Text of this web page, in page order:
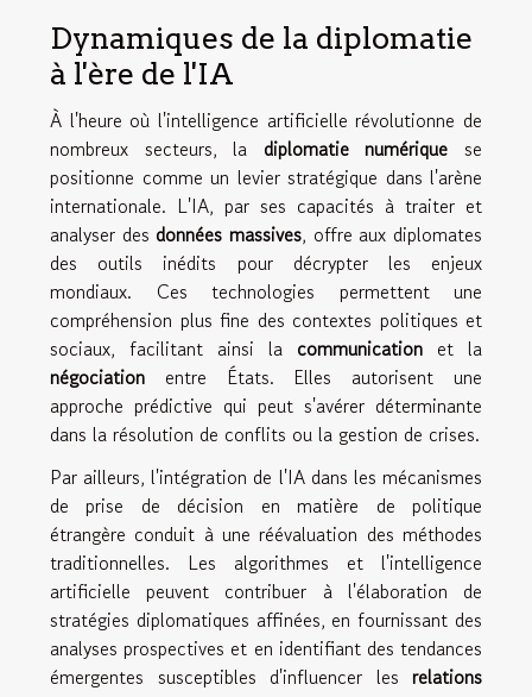
Dynamiques de la diplomatie
à l'ère de l'IA
À l'heure où l'intelligence artificielle révolutionne de
nombreux secteurs, la diplomatie numérique se
positionne comme un levier stratégique dans l'arène
internationale. L'IA, par ses capacités à traiter et
analyser des données massives, offre aux diplomates
des outils inédits pour décrypter les enjeux
mondiaux. Ces technologies permettent une
compréhension plus fine des contextes politiques et
sociaux, facilitant ainsi la communication et la
négociation entre États. Elles autorisent une
approche prédictive qui peut s'avérer déterminante
dans la résolution de conflits ou la gestion de crises.
Par ailleurs, l'intégration de l'IA dans les mécanismes
de prise de décision en matière de politique
étrangère conduit à une réévaluation des méthodes
traditionnelles. Les algorithmes et l'intelligence
artificielle peuvent contribuer à l'élaboration de
stratégies diplomatiques affinées, en fournissant des
analyses prospectives et en identifiant des tendances
émergentes susceptibles d'influencer les relations